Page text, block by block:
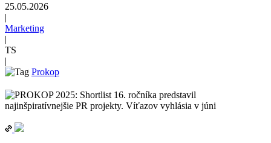
25.05.2026
|
Marketing
|
TS
|
Prokop